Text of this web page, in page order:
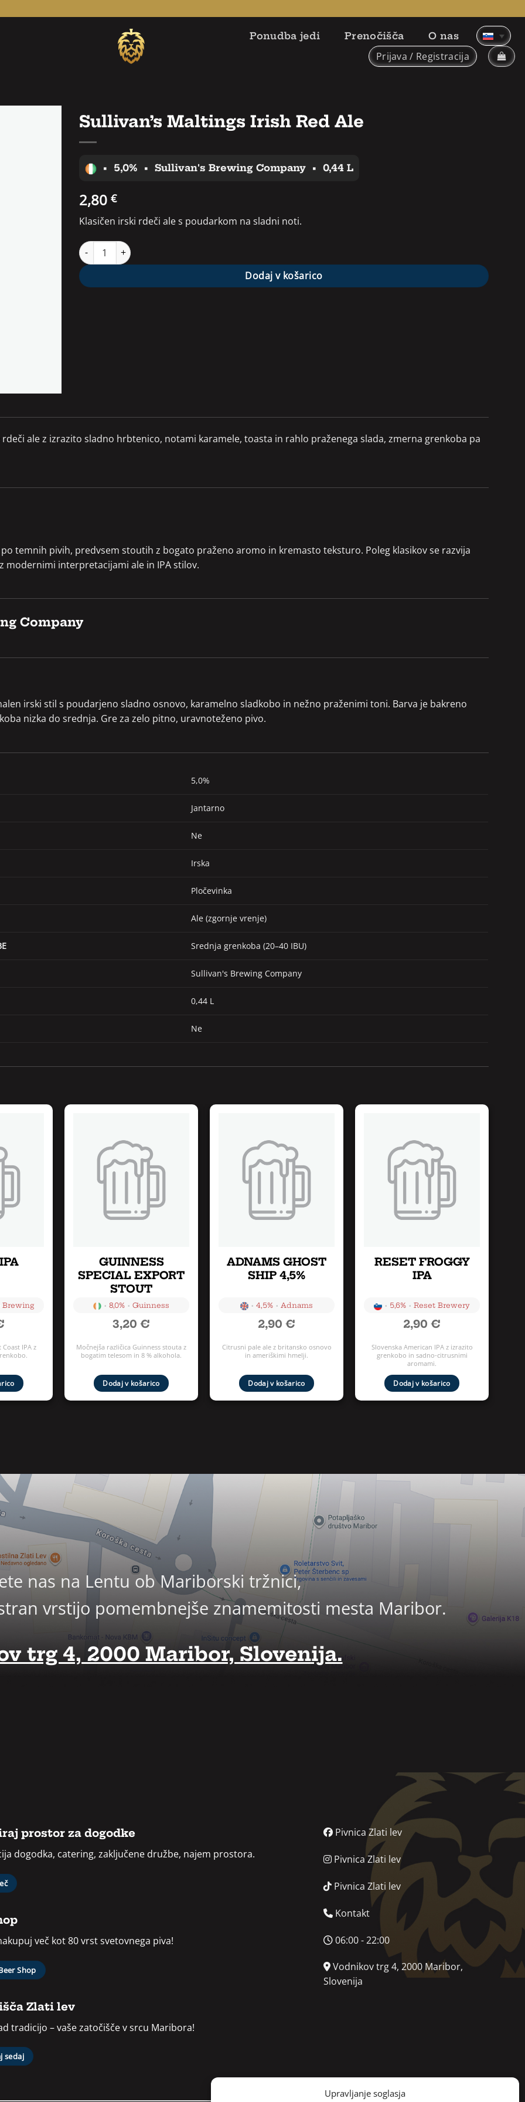
Upravljanje soglasja
Ponudba jedi Prenočišča O nas
Prijava / Registracija
Sullivan’s Maltings Irish Red Ale
• 5,0% • Sullivan's Brewing Company • 0,44 L
2,80 €
Klasičen irski rdeči ale s poudarkom na sladni noti.
Sullivan's Maltings Irish Red Ale količina
Dodaj v košarico
rdeči ale z izrazito sladno hrbtenico, notami karamele, toasta in rahlo praženega slada, zmerna grenkoba pa
temnih pivih, predvsem stoutih z bogato praženo aromo in kremasto teksturo. Poleg klasikov se razvija
modernimi interpretacijami ale in IPA stilov.
Company
irski stil s poudarjeno sladno osnovo, karamelno sladkobo in nežno praženimi toni. Barva je bakreno
nizka do srednja. Gre za zelo pitno, uravnoteženo pivo.
5,0%
Jantarno
Ne
Irska
Pločevinka
Ale (zgornje vrenje)
Srednja grenkoba (20–40 IBU)
Sullivan's Brewing Company
0,44 L
Ne
Brewing
IPA z
GUINNESS
SPECIAL EXPORT
STOUT
• 8,0% • Guinness
3,20 €
Močnejša različica Guinness stouta z
bogatim telesom in 8 % alkohola.
Dodaj v košarico
ADNAMS GHOST
SHIP 4,5%
• 4,5% • Adnams
2,90 €
Citrusni pale ale z britansko osnovo
in ameriškimi hmelji.
Dodaj v košarico
RESET FROGGY
IPA
• 5,6% • Reset Brewery
2,90 €
Slovenska American IPA z izrazito
grenkobo in sadno-citrusnimi
aromami.
Dodaj v košarico
nas na Lentu ob Mariborski tržnici,
vrstijo pomembnejše znamemitosti mesta Maribor.
trg 4, 2000 Maribor, Slovenija.
prostor za dogodke
dogodka, catering, zaključene družbe, najem prostora.
več kot 80 vrst svetovnega piva!
Shop
Zlati lev
tradicijo – vaše zatočišče v srcu Maribora!
sedaj
Pivnica Zlati lev
Pivnica Zlati lev
Pivnica Zlati lev
Kontakt
06:00 - 22:00
Vodnikov trg 4, 2000 Maribor,
Slovenija